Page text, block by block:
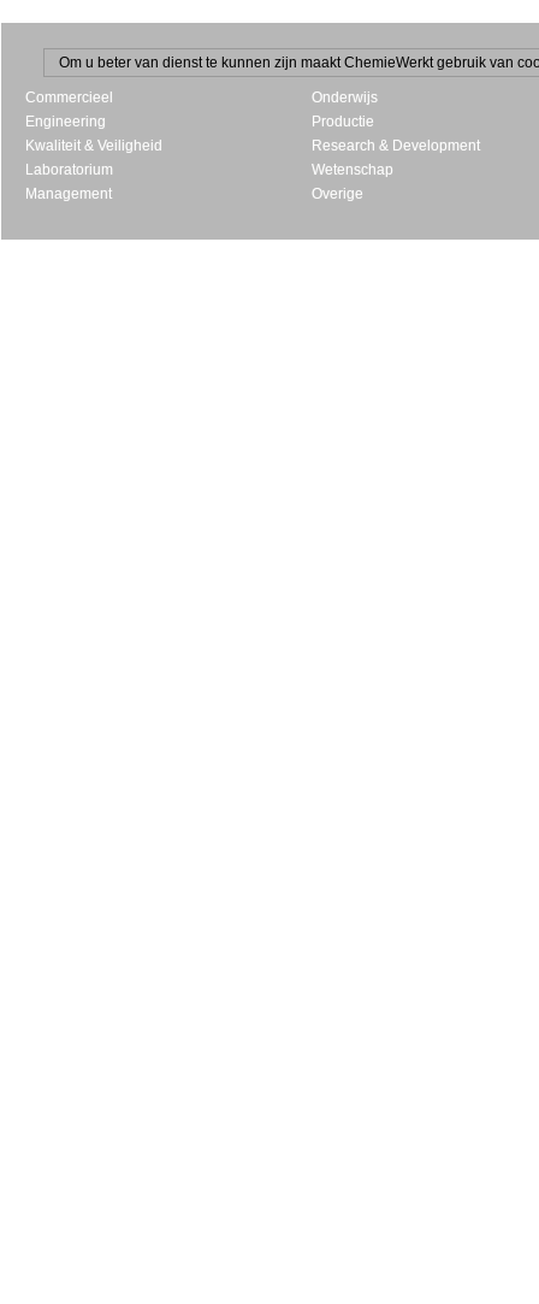
Om u beter van dienst te kunnen zijn maakt ChemieWerkt gebruik van
Commercieel
Engineering
Kwaliteit & Veiligheid
Laboratorium
Management
Onderwijs
Productie
Research & Development
Wetenschap
Overige